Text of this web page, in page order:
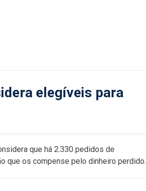
elegíveis para
que há 2.330 pedidos de
que os compense pelo dinheiro perdido.